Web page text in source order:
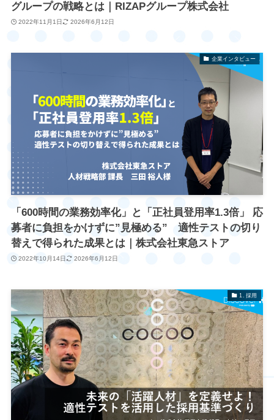
グループの戦略とは｜RIZAPグループ株式会社
2022年11月1日 2026年6月12日
企業インタビュー
「600時間の業務効率化」と「正社員登用率1.3倍」 応
募者に負担をかけずに”見極める” 適性テストの切り
替えで得られた成果とは｜株式会社東急ストア
2022年10月14日 2026年6月12日
1. 採用